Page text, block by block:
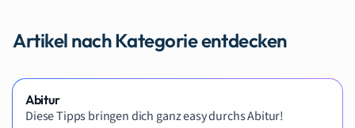
Artikel nach Kategorie entdecken
Abitur
Diese Tipps bringen dich ganz easy durchs Abitur!